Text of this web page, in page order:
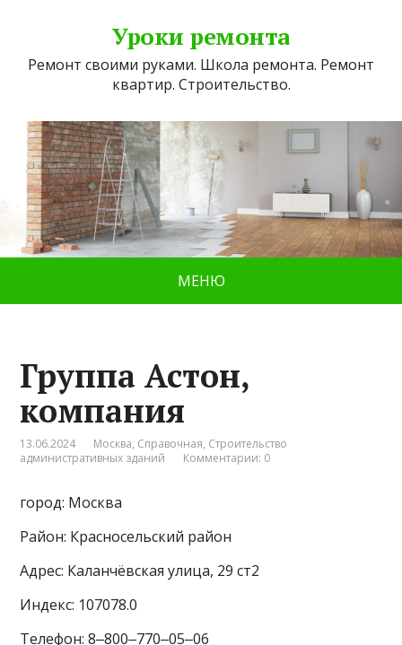
Уроки ремонта
Ремонт своими руками. Школа ремонта. Ремонт
квартир. Строительство.
МЕНЮ
Группа Астон,
компания
13.06.2024 Москва, Справочная, Строительство
административных зданий
Комментарии: 0
город: Москва
Район: Красносельский район
Адрес: Каланчёвская улица, 29 ст2
Индекс: 107078.0
Телефон: 8‒800‒770‒05‒06